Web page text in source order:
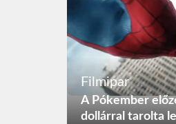
Filmipar
A Pókember
dollárral tarolta